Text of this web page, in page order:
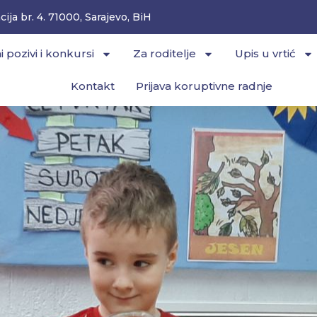
br. 4. 71000, Sarajevo, BiH
pozivi i konkursi Za roditelje Upis u vrtić
Kontakt Prijava koruptivne radnje